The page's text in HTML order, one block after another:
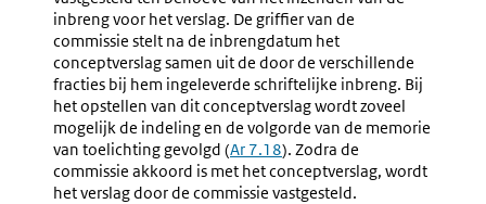
Voorbereidend
inbreng voor het verslag. De griffier van de
commissie stelt na de inbrengdatum het
conceptverslag samen uit de door de verschillende
fracties bij hem ingeleverde schriftelijke inbreng. Bij
het opstellen van dit conceptverslag wordt zoveel
mogelijk de indeling en de volgorde van de memorie
van toelichting gevolgd (Ar 7.18). Zodra de
commissie akkoord is met het conceptverslag, wordt
het verslag door de commissie vastgesteld.